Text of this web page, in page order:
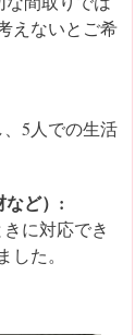
えないとご希
5人での生活
など）:
に対応でき
た。